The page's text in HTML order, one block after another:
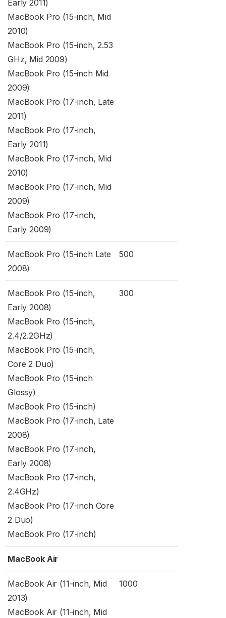
Early 2011)
MacBook Pro (15-inch, Mid
2010)
MacBook Pro (15-inch, 2.53
GHz, Mid 2009)
MacBook Pro (15-inch Mid
2009)
MacBook Pro (17-inch, Late
2011)
MacBook Pro (17-inch,
Early 2011)
MacBook Pro (17-inch, Mid
2010)
MacBook Pro (17-inch, Mid
2009)
MacBook Pro (17-inch,
Early 2009)
MacBook Pro (15-inch Late
2008)
500
MacBook Pro (15-inch,
Early 2008)
MacBook Pro (15-inch,
2.4/2.2GHz)
MacBook Pro (15-inch,
Core 2 Duo)
MacBook Pro (15-inch
Glossy)
MacBook Pro (15-inch)
MacBook Pro (17-inch, Late
2008)
MacBook Pro (17-inch,
Early 2008)
MacBook Pro (17-inch,
2.4GHz)
MacBook Pro (17-inch Core
2 Duo)
MacBook Pro (17-inch)
300
MacBook Air
MacBook Air (11-inch, Mid
2013)
MacBook Air (11-inch, Mid
1000